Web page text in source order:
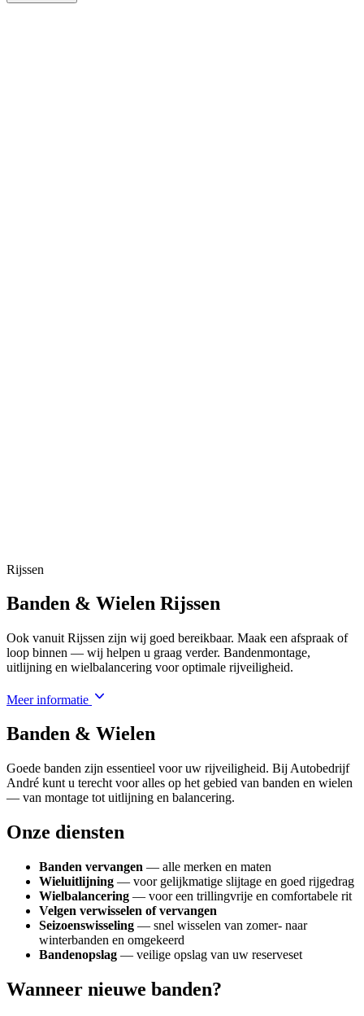
Rijssen
Banden & Wielen Rijssen
Ook vanuit Rijssen zijn wij goed bereikbaar. Maak een afspraak of
loop binnen — wij helpen u graag verder. Bandenmontage,
uitlijning en wielbalancering voor optimale rijveiligheid.
Meer informatie
Banden & Wielen
Goede banden zijn essentieel voor uw rijveiligheid. Bij Autobedrijf
André kunt u terecht voor alles op het gebied van banden en wielen
— van montage tot uitlijning en balancering.
Onze diensten
Banden vervangen — alle merken en maten
Wieluitlijning — voor gelijkmatige slijtage en goed rijgedrag
Wielbalancering — voor een trillingvrije en comfortabele rit
Velgen verwisselen of vervangen
Seizoenswisseling — snel wisselen van zomer- naar
winterbanden en omgekeerd
Bandenopslag — veilige opslag van uw reserveset
Wanneer nieuwe banden?